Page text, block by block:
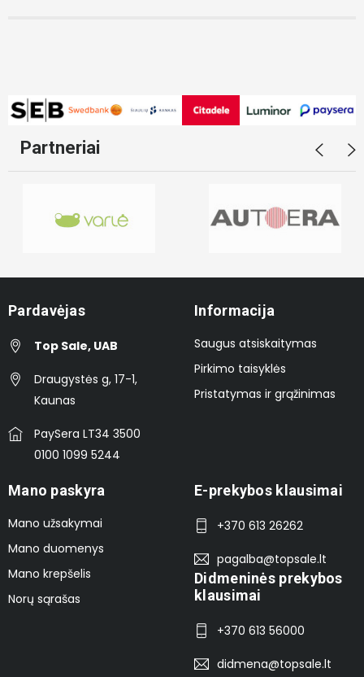
Partneriai
Pardavėjas
Top Sale, UAB
Draugystės g, 17-1,
Kaunas
PaySera LT34 3500
0100 1099 5244
Informacija
Saugus atsiskaitymas
Pirkimo taisyklės
Pristatymas ir grąžinimas
Mano paskyra
Mano užsakymai
Mano duomenys
Mano krepšelis
Norų sąrašas
E-prekybos klausimai
+370 613 26262
pagalba@topsale.lt
Didmeninės prekybos
klausimai
+370 613 56000
didmena@topsale.lt